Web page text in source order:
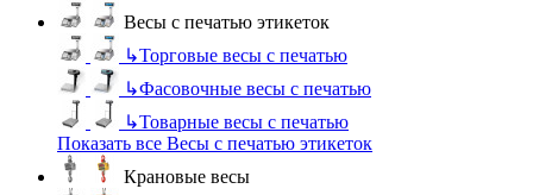
Весы с печатью этикеток
↳Торговые весы с печатью
↳Фасовочные весы с печатью
↳Товарные весы с печатью
Показать все Весы с печатью этикеток
Крановые весы